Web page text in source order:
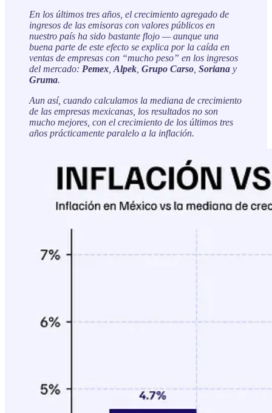
En los últimos tres años, el crecimiento agregado de
ingresos de las emisoras con valores públicos en
nuestro país ha sido bastante flojo — aunque una
buena parte de este efecto se explica por la caída en
ventas de empresas con “mucho peso” en los ingresos
del mercado: Pemex Alpek Grupo Carso Soriana y
Gruma.
Aun así, cuando calculamos la mediana de crecimiento
de las empresas mexicanas, los resultados no son
mucho mejores, con el crecimiento de los últimos tres
años prácticamente paralelo a la inflación.